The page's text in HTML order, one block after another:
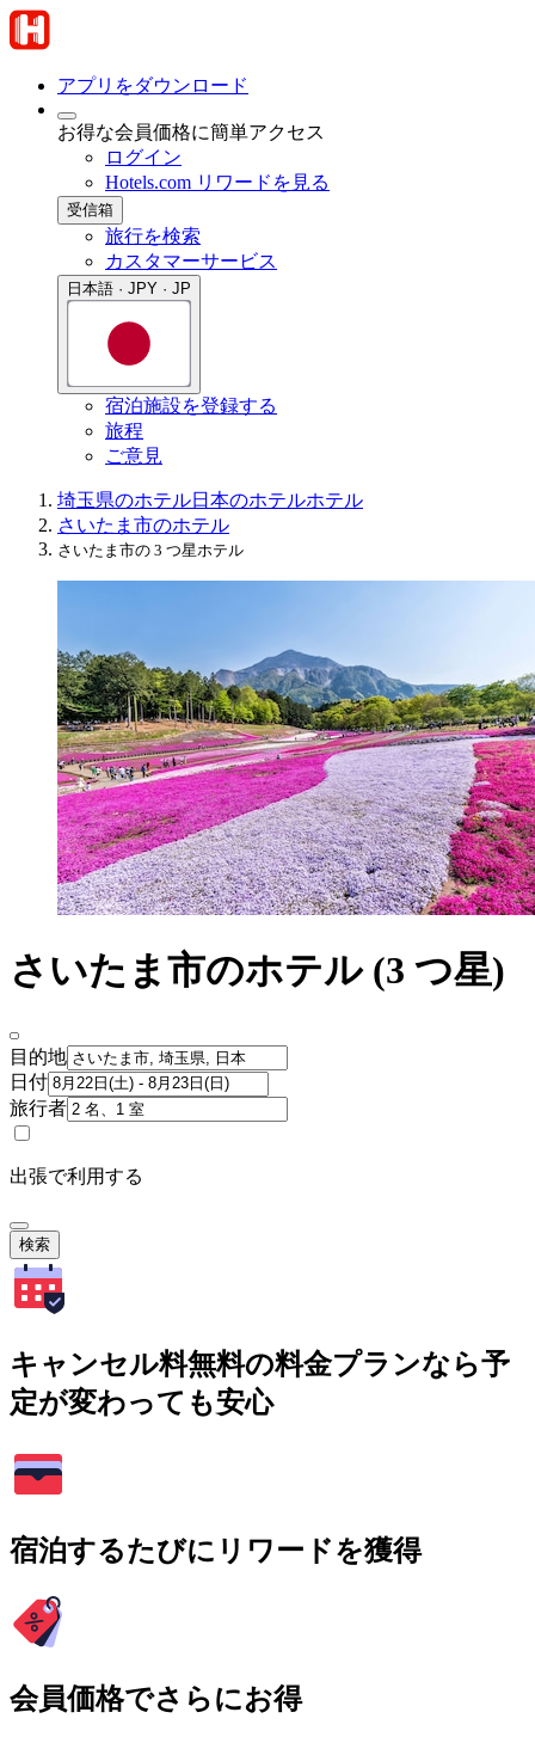
アプリをダウンロード
お得な会員価格に簡単アクセス
ログイン
Hotels.com リワードを見る
受信箱
旅行を検索
カスタマーサービス
日本語 · JPY · JP
宿泊施設を登録する
旅程
ご意見
埼玉県のホテル日本のホテルホテル
さいたま市のホテル
さいたま市の 3 つ星ホテル
さいたま市のホテル (3 つ星)
目的地
日付
旅行者
出張で利用する
検索
キャンセル料無料の料金プランなら予
定が変わっても安心
宿泊するたびにリワードを獲得
会員価格でさらにお得